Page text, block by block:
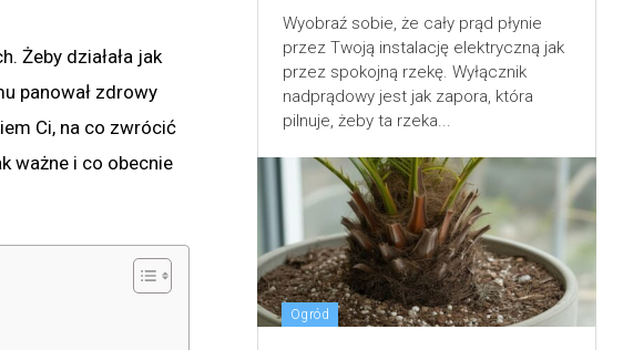
Żeby działała jak
panował zdrowy
Ci, na co zwrócić
ważne i co obecnie
Wyobraź sobie, że cały prąd płynie
przez Twoją instalację elektryczną jak
przez spokojną rzekę. Wyłącznik
nadprądowy jest jak zapora, która
pilnuje, żeby ta rzeka...
Ogród